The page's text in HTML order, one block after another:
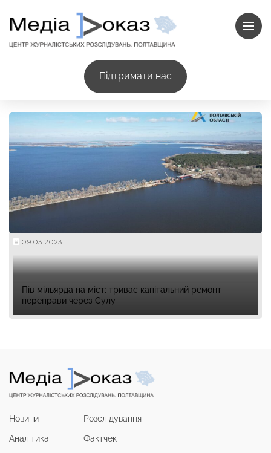
Підтримати нас
09.03.2023
Пів мільярда на міст: триває капітальний ремонт
переправи через Сулу
Новини
Аналітика
Розслідування
Фактчек